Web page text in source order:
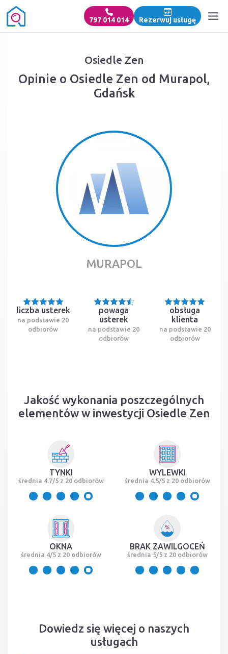
797 014 014 Rezerwuj usługę
Osiedle Zen
Opinie o Osiedle Zen od Murapol,
Gdańsk
MURAPOL
liczba usterek
na podstawie 20
odbiorów
powaga
usterek
na podstawie 20
odbiorów
obsługa
klienta
na podstawie 20
odbiorów
Jakość wykonania poszczególnych
elementów w inwestycji Osiedle Zen
TYNKI
średnia 4.7/5 z 20 odbiorów
WYLEWKI
średnia 4.5/5 z 20 odbiorów
OKNA
średnia 4/5 z 20 odbiorów
BRAK ZAWILGOCEŃ
średnia 5/5 z 20 odbiorów
Dowiedz się więcej o naszych
usługach